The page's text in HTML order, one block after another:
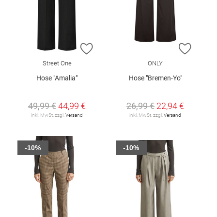
ZUR WUNSCHLISTE HINZUFÜGEN
Street One
Hose "Amalia"
49,99 €44,99 €
inkl. MwSt. zzgl.Versand
ZUR
ONLY
Hose "Bremen-Yo"
26,99 € 22,94 €
inkl. MwSt. zzgl.Versand
-10% -10%